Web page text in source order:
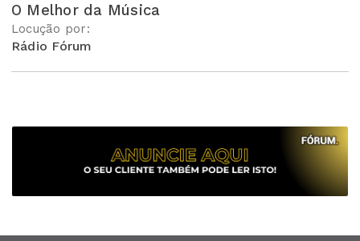
O Melhor da Música
Locução por:
Rádio Fórum